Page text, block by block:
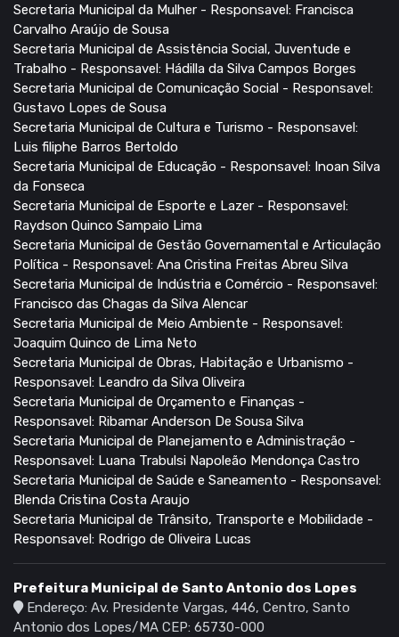
Secretaria Municipal da Mulher - Responsavel: Francisca
Carvalho Araújo de Sousa
Secretaria Municipal de Assistência Social, Juventude e
Trabalho - Responsavel: Hádilla da Silva Campos Borges
Secretaria Municipal de Comunicação Social - Responsavel:
Gustavo Lopes de Sousa
Secretaria Municipal de Cultura e Turismo - Responsavel:
Luis filiphe Barros Bertoldo
Secretaria Municipal de Educação - Responsavel: Inoan Silva
da Fonseca
Secretaria Municipal de Esporte e Lazer - Responsavel:
Raydson Quinco Sampaio Lima
Secretaria Municipal de Gestão Governamental e Articulação
Política - Responsavel: Ana Cristina Freitas Abreu Silva
Secretaria Municipal de Indústria e Comércio - Responsavel:
Francisco das Chagas da Silva Alencar
Secretaria Municipal de Meio Ambiente - Responsavel:
Joaquim Quinco de Lima Neto
Secretaria Municipal de Obras, Habitação e Urbanismo -
Responsavel: Leandro da Silva Oliveira
Secretaria Municipal de Orçamento e Finanças -
Responsavel: Ribamar Anderson De Sousa Silva
Secretaria Municipal de Planejamento e Administração -
Responsavel: Luana Trabulsi Napoleão Mendonça Castro
Secretaria Municipal de Saúde e Saneamento - Responsavel:
Blenda Cristina Costa Araujo
Secretaria Municipal de Trânsito, Transporte e Mobilidade -
Responsavel: Rodrigo de Oliveira Lucas
Prefeitura Municipal de Santo Antonio dos Lopes
Endereço: Av. Presidente Vargas, 446, Centro, Santo
Antonio dos Lopes/MA CEP: 65730-000